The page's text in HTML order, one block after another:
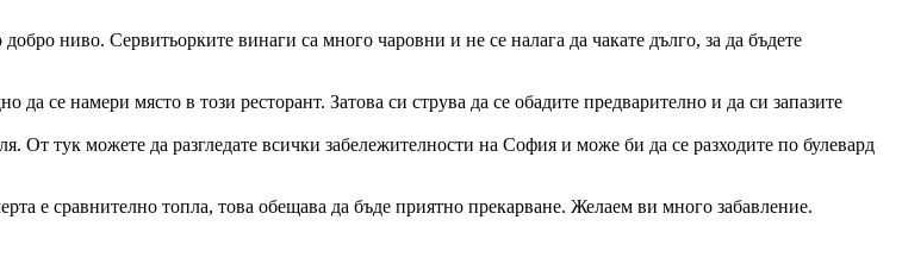
ниво. Сервитьорките винаги са много чаровни и не се налага да чакате дълго, за да бъдете
да се намери място в този ресторант. Затова си струва да се обадите предварително и да си запазите
От тук можете да разгледате всички забележителности на София и може би да се разходите по булевард
е сравнително топла, това обещава да бъде приятно прекарване. Желаем ви много забавление.